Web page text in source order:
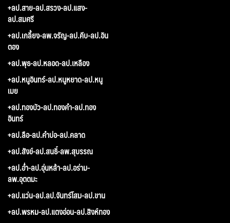
+ลป.สาย-ลป.สรวง-ลป.แสง-
ลป.สมศรี
+ลป.เกลี้ยง-ลพ.จรัญ-ลป.คีบ-ลป.อิน
ตอง
+ลป.พุธ-ลป.หลอด-ลป.เหลือง
+ลป.หนูอินทร์-ลป.หนูหยาด-ลป.หนู
เมย
+ลป.ทองบัว-ลป.ทองคำ-ลป.ทอง
อินทร์
+ลป.ลือ-ลป.คำบ่อ-ลป.คลาด
+ลป.สังข์-ลป.สนธิ์-ลพ.สุบรรณ
+ลป.อ่ำ-ลป.อุ่นหล้า-ลป.อร่าม-
ลพ.อุตตมะ
+ลป.แว่น-ลป.ลป.จันทร์โสม-ลป.ขาน
+ลป.พรหม-ลป.แตงอ่อน-ลป.สิงห์ทอง